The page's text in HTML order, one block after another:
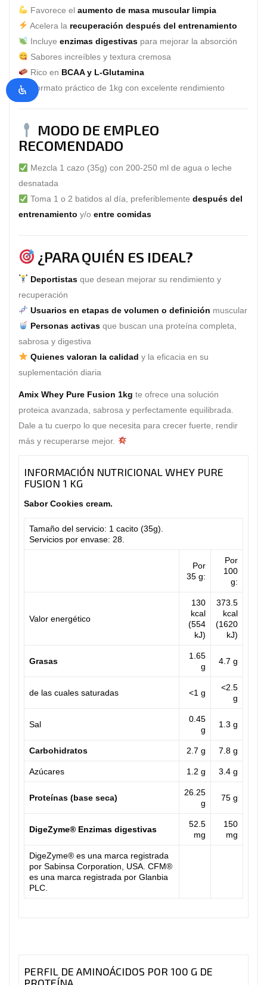
Favorece el aumento de masa muscular limpia
Acelera la recuperación después del entrenamiento
Incluye enzimas digestivaspara mejorar la absorción
Sabores increíbles y textura cremosa
Rico en BCAA y L-Glutamina
Formato práctico de 1kg con excelente rendimiento
MODO DE EMPLEO
RECOMENDADO
Mezcla 1 cazo (35g) con 200-250 ml de agua o leche
desnatada
Toma 1 o 2 batidos al día, preferiblemente después del
entrenamiento y/o entre comidas
¿PARA QUIÉN ES IDEAL?
Deportistasque desean mejorar su rendimiento y
recuperación
Usuarios en etapas de volumen o definición muscular
Personas activasque buscan una proteína completa,
sabrosa y digestiva
Quienes valoran la calidad y la eficacia en su
suplementación diaria
Amix Whey Pure Fusion 1kg te ofrece una solución
proteica avanzada, sabrosa y perfectamente equilibrada.
Dale a tu cuerpo lo que necesita para crecer fuerte, rendir
más y recuperarse mejor.
INFORMACIÓN NUTRICIONAL WHEY PURE
FUSION 1 KG
Sabor Cookies cream.
Tamaño del servicio: 1 cacito (35g).
Servicios por envase: 28.
Por
35 g:
Por
100
g:
Valor energético
130
kcal
(554
kJ)
373.5
kcal
(1620
kJ)
Grasas
1.65
g
4.7 g
de las cuales saturadas <1 g
<2.5
g
Sal
0.45
g
1.3 g
Carbohidratos 2.7 g 7.8 g
Azúcares 1.2 g 3.4 g
Proteínas (base seca)
26.25
g
75 g
DigeZyme® Enzimas digestivas
52.5
mg
150
mg
DigeZyme® es una marca registrada
por Sabinsa Corporation, USA. CFM®
es una marca registrada por Glanbia
PLC.
PERFIL DE AMINOÁCIDOS POR 100 G DE
PROTEÍNA